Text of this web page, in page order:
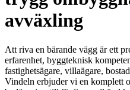
avväxling
Att riva en bärande vägg är ett
erfarenhet, byggteknisk
fastighetsägare, villaägare,
Vindeln erbjuder vi en komplett